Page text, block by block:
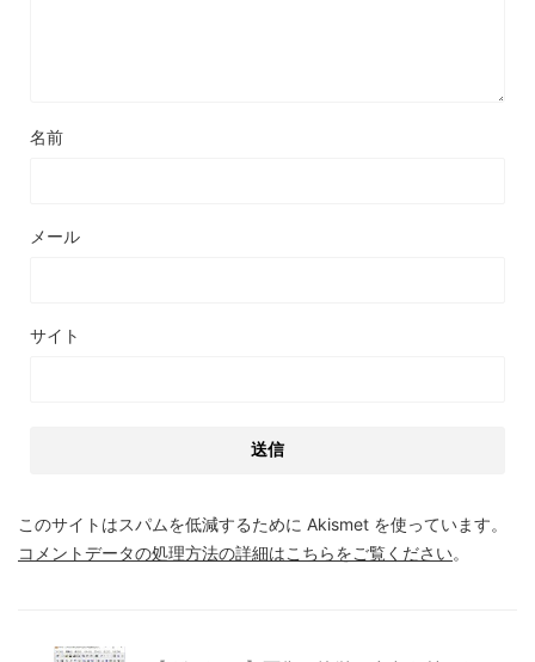
名前
メール
サイト
このサイトはスパムを低減するために Akismet を使っています。
コメントデータの処理方法の詳細はこちらをご覧ください。